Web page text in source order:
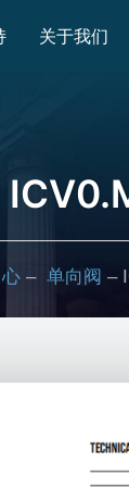
关于我们
– 单向阀 –